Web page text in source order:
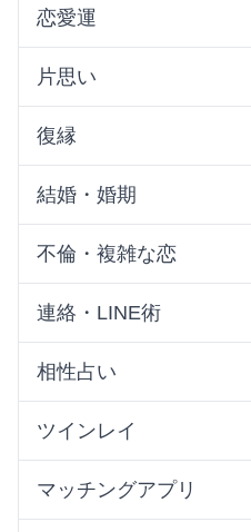
恋愛運
片思い
復縁
結婚・婚期
不倫・複雑な恋
連絡・LINE術
相性占い
ツインレイ
マッチングアプリ